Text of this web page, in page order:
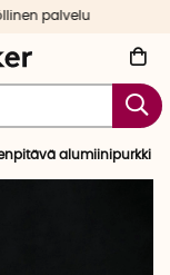
palvelu
alumiinipurkki